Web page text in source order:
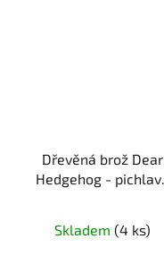
Dřevěná brož Dear
Hedgehog - pichlavý
milovníky zvířat
Skladem (4 ks)